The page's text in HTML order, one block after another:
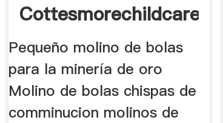
Cottesmorechildcare
Pequeño molino de bolas
para la minería de oro
Molino de bolas chispas de
comminucion molinos de